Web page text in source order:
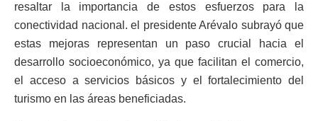
resaltar la importancia de estos esfuerzos para la
conectividad nacional. el presidente Arévalo subrayó que
estas mejoras representan un paso crucial hacia el
desarrollo socioeconómico, ya que facilitan el comercio,
el acceso a servicios básicos y el fortalecimiento del
turismo en las áreas beneficiadas.